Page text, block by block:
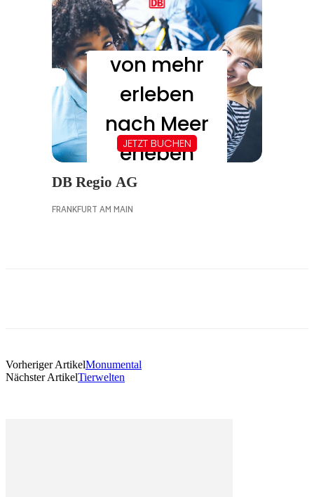
Vorheriger ArtikelMonumental
Nächster ArtikelTierwelten